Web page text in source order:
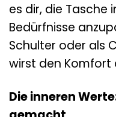
es dir, die Tasche
Bedürfnisse
Schulter oder als
wirst den Komfort
Die inneren